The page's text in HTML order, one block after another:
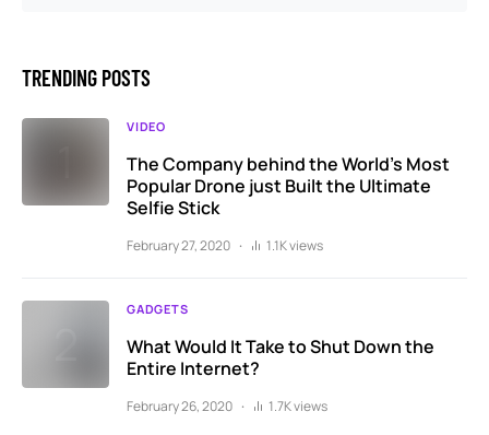
TRENDING POSTS
VIDEO
The Company behind the World’s Most
Popular Drone just Built the Ultimate
Selfie Stick
February 27, 2020 1.1K views
GADGETS
What Would It Take to Shut Down the
Entire Internet?
February 26, 2020 1.7K views